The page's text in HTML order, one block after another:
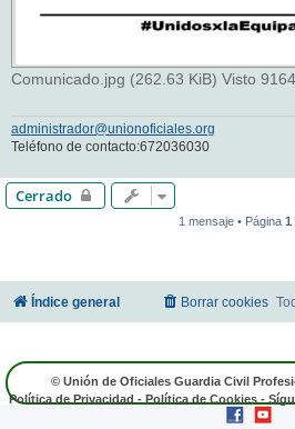
Comunicado.jpg (262.63 KiB) Visto
administrador@unionoficiales.org
Teléfono de contacto:672036030
Cerrado
1 mensaje • Página 1
Índice general Borrar cookies
© Unión de Oficiales Guardia Civil
Política de Privacidad - Política de Cookies -